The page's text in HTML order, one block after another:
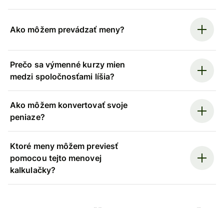
Ako môžem prevádzať meny?
Prečo sa výmenné kurzy mien
medzi spoločnosťami líšia?
Ako môžem konvertovať svoje
peniaze?
Ktoré meny môžem previesť
pomocou tejto menovej
kalkulačky?